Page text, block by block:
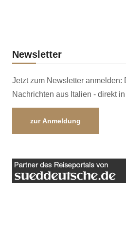
Newsletter
Jetzt zum Newsletter anmelden:
Nachrichten aus Italien - direkt
zur Anmeldung